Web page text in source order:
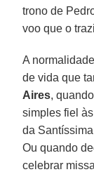
trono de
voo que o
A
de vida que
Aires,
simples fiel
da
Ou quando
celebrar